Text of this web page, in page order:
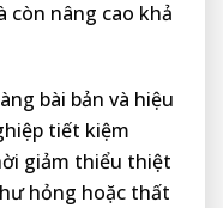
còn nâng cao khả
bài bản và hiệu
tiết kiệm
giảm thiểu thiệt
hỏng hoặc thất